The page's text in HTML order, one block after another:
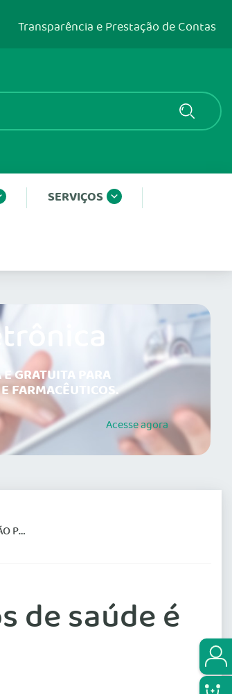
Transparência e Prestação de Contas
SERVIÇOS
GRATUITA PARA
FARMACÊUTICOS.
Acesseagora
de saúde é